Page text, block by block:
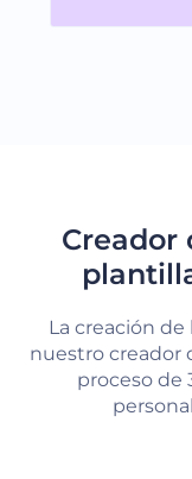
Creador
La creación de
nuestro creador
proceso de